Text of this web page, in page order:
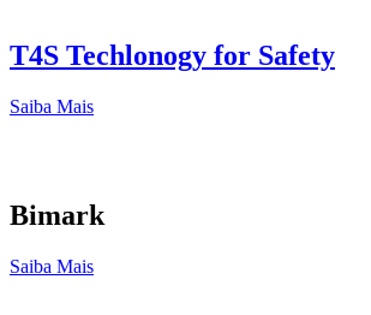
T4S Techlonogy for Safety
Saiba Mais
Bimark
Saiba Mais